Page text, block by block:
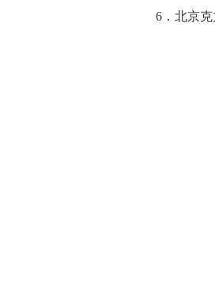
6． 北京